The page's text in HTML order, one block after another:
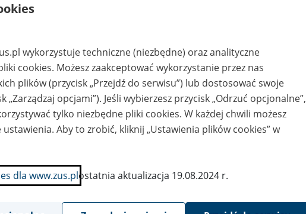
uwagi można przesyłać poprzez
Wyświetl wszystkie
wykorzystuje techniczne (niezbędne) oraz analityczne
cookies. Możesz zaakceptować wykorzystanie przez nas
plików (przycisk „Przejdź do serwisu”) lub dostosować swoje
„Zarządzaj opcjami”). Jeśli wybierzesz przycisk „Odrzuć opcjonalne”,
tylko niezbędne pliki cookies. W każdej chwili możesz
Aby to zrobić, kliknij „Ustawienia plików cookies” w
dla www.zus.plostatnia aktualizacja 19.08.2024 r.